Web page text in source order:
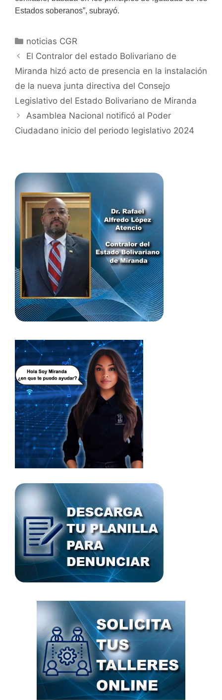
Estados soberanos”, subrayó.
noticias CGR
El Contralor del estado Bolivariano de
Miranda hizó acto de presencia en la instalación
de la nueva junta directiva del Consejo
Legislativo del Estado Bolivariano de Miranda
Asamblea Nacional notificó al Poder
Ciudadano inicio del periodo legislativo 2024